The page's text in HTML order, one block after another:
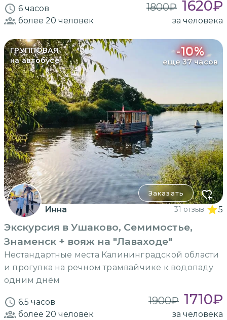
6 часов 1800₽ 1620₽
более 20 человек за человека
ГРУППОВАЯ
на автобусе
-10%
еще 37 часов
Заказать
Инна 31 отзыв 5
Экскурсия в Ушаково, Семимостье,
Знаменск + вояж на "Лаваходе"
Нестандартные места Калининградской области
и прогулка на речном трамвайчике к водопаду
одним днём
6.5 часов 1900₽ 1710₽
более 20 человек за человека